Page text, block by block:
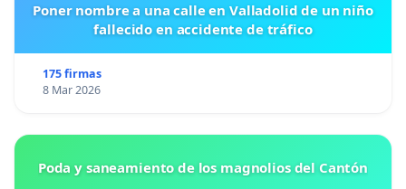
Poner nombre a una calle en Valladolid de un niño
fallecido en accidente de tráfico
175 firmas
8 Mar 2026
Poda y saneamiento de los magnolios del Cantón